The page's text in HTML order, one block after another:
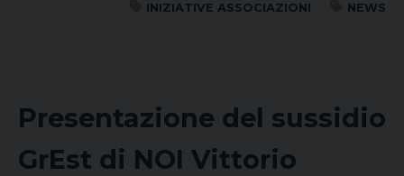
INIZIATIVE ASSOCIAZIONI
NEWS
Presentazione del sussidio
GrEst di NOI Vittorio